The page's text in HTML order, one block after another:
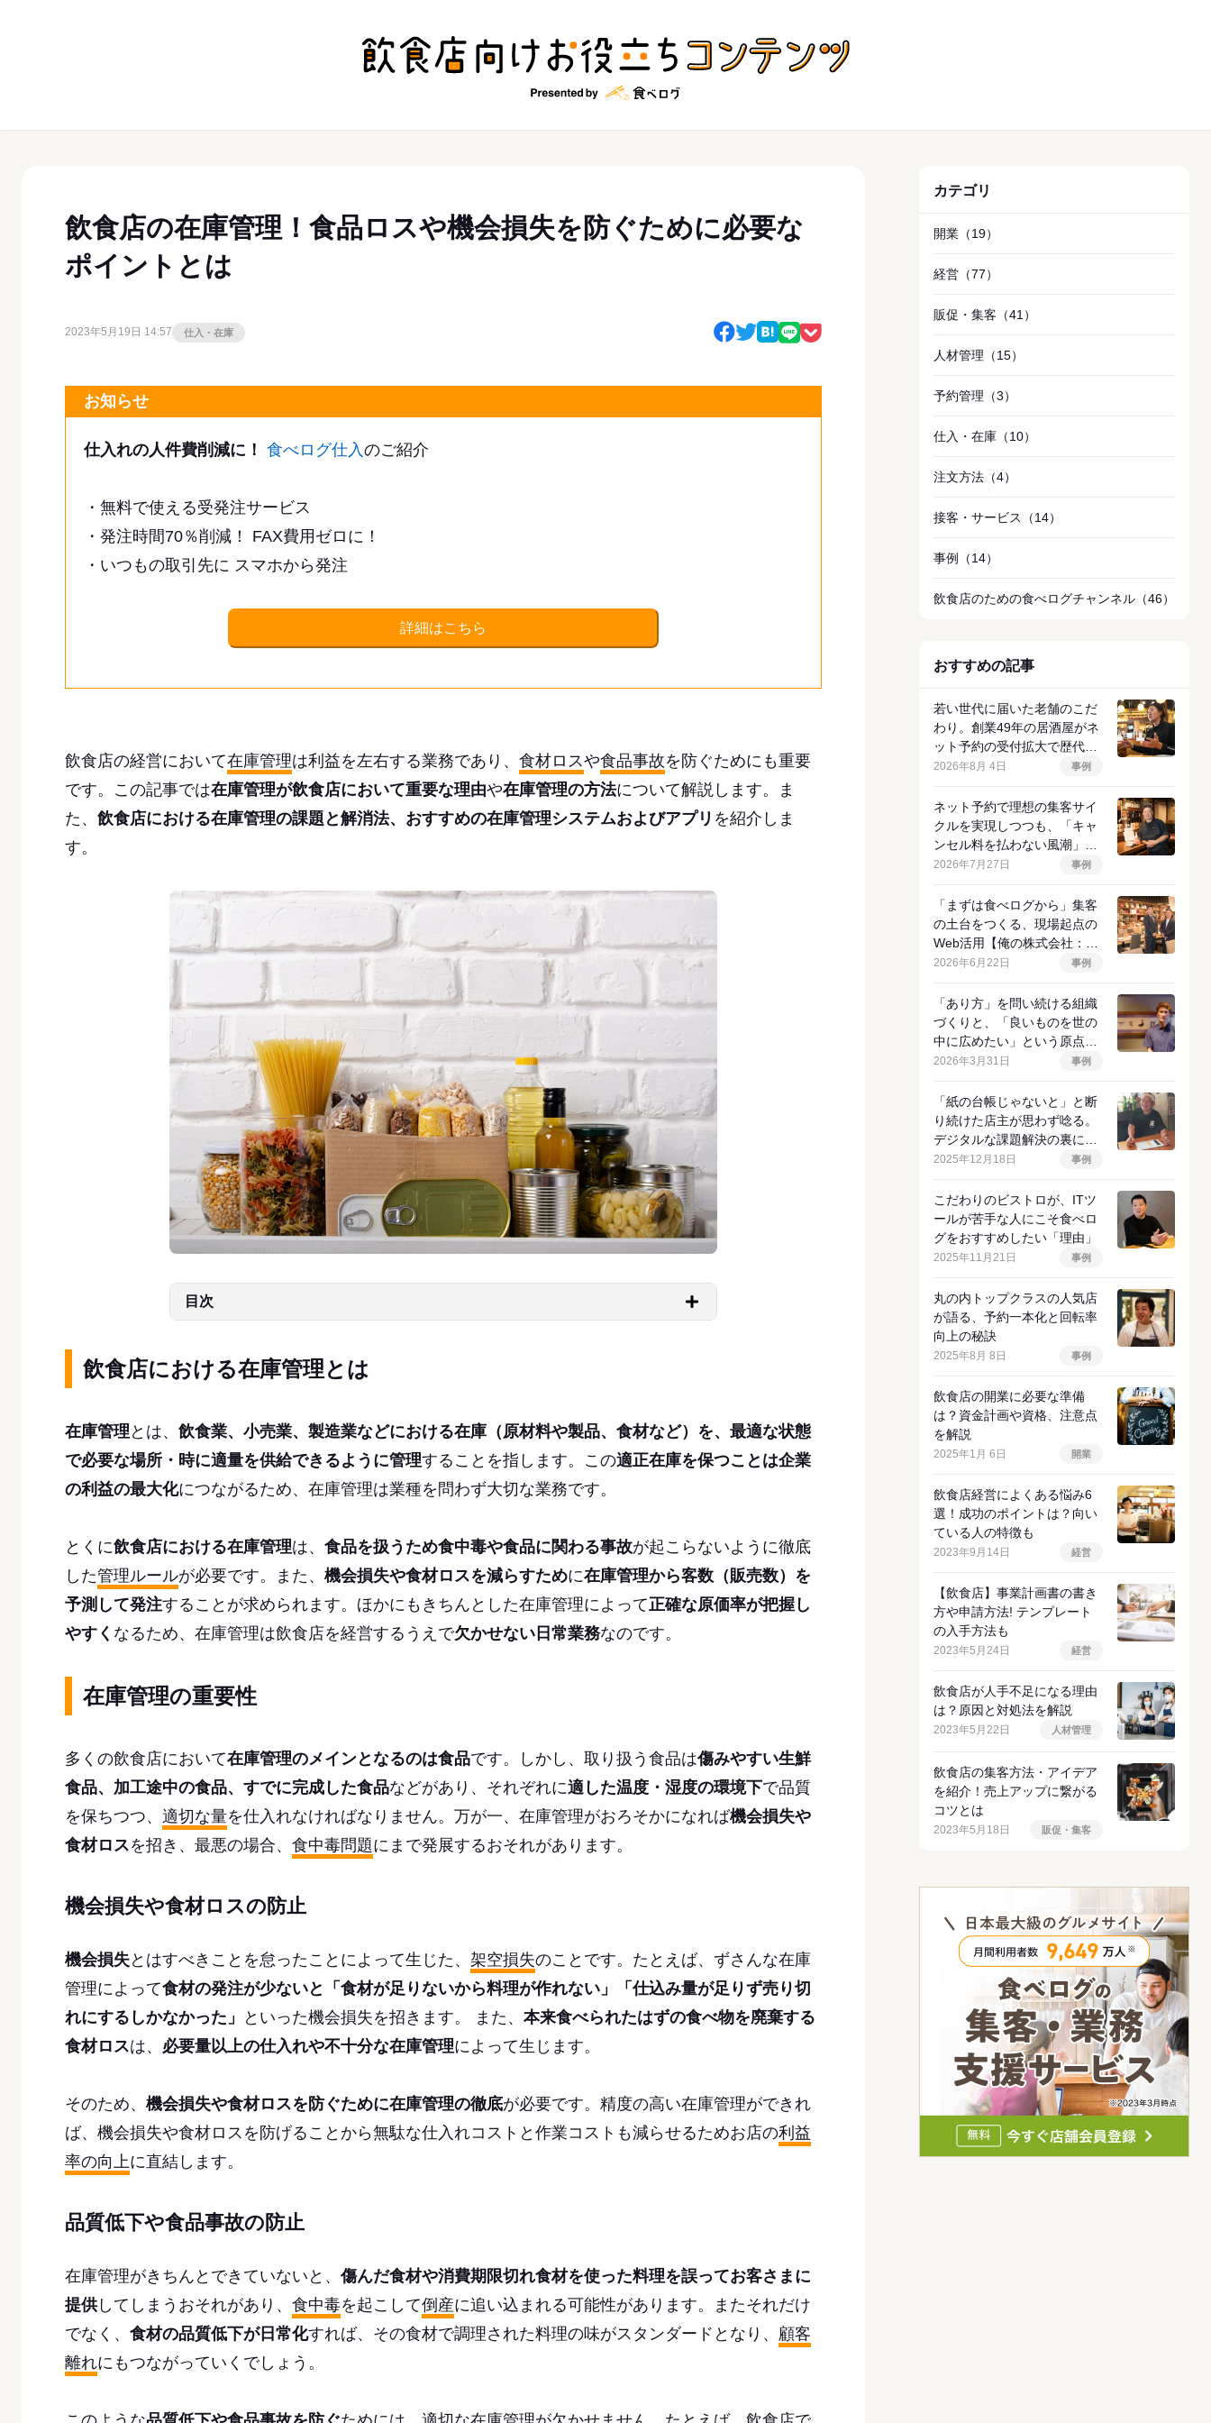
飲食店の在庫管理！食品ロスや機会損失を防ぐために必要な
ポイントとは
2023年5月19日 14:57 仕入・在庫
お知らせ
仕入れの人件費削減に！ 食べログ仕入のご紹介
・無料で使える受発注サービス
・発注時間70％削減！ FAX費用ゼロに！
・いつもの取引先に スマホから発注
詳細はこちら
飲食店の経営において在庫管理は利益を左右する業務であり、 食材ロスや食品事故を防ぐためにも重要
です。この記事では在庫管理が飲食店において重要な理由や在庫管理の方法について解説します。ま
た、 飲食店における在庫管理の課題と解消法、おすすめの在庫管理システムおよびアプリ を紹介しま
す。
目次
飲食店における在庫管理とは
在庫管理 とは、 飲食業、小売業、製造業などにおける在庫（原材料や製品、食材など）を、最適な状態
で必要な場所・時に適量を供給できるように管理することを指します。この適正在庫を保つことは企業
の利益の最大化につながるため、在庫管理は業種を問わず大切な業務です。
とくに飲食店における在庫管理は、 食品を扱うため食中毒や食品に関わる事故が起こらないように徹底
した管理ルールが必要です。また、 機会損失や食材ロスを減らすために在庫管理から客数（販売数）を
予測して発注することが求められます。ほかにもきちんとした在庫管理によって正確な原価率が把握し
やすく なるため、在庫管理は飲食店を経営するうえで欠かせない日常業務なのです。
在庫管理の重要性
多くの飲食店において在庫管理のメインとなるのは食品です。しかし、取り扱う食品は傷みやすい生鮮
食品、加工途中の食品、すでに完成した食品などがあり、それぞれに適した温度・湿度の環境下で品質
を保ちつつ、 適切な量を仕入れなければなりません。万が一、在庫管理がおろそかになれば機会損失や
食材ロスを招き、最悪の場合、 食中毒問題にまで発展するおそれがあります。
機会損失や食材ロスの防止
機会損失とはすべきことを怠ったことによって生じた、 架空損失のことです。たとえば、ずさんな在庫
管理によって食材の発注が少ないと「食材が足りないから料理が作れない」「仕込み量が足りず売り切
れにするしかなかった」
といった機会損失を招きます。 また、 本来食べられたはずの食べ物を廃棄する
食材ロスは、 必要量以上の仕入れや不十分な在庫管理によって生じます。
そのため、 機会損失や食材ロスを防ぐために在庫管理の徹底が必要です。精度の高い在庫管理ができれ
ば、機会損失や食材ロスを防げることから無駄な仕入れコストと作業コストも減らせるためお店の利益
率の向上に直結します。
品質低下や食品事故の防止
在庫管理がきちんとできていないと、傷んだ食材や消費期限切れ食材を使った料理を誤ってお客さまに
提供してしまうおそれがあり、 食中毒を起こして倒産に追い込まれる可能性があります。またそれだけ
でなく、 食材の品質低下が日常化すれば、その食材で調理された料理の味がスタンダードとなり、 顧客
離れにもつながっていくでしょう。
カテゴリ
開業 （19）
経営 （77）
販促・集客 （41）
人材管理 （15）
予約管理 （3）
仕入・在庫 （10）
注文方法 （4）
接客・サービス （14）
事例 （14）
飲食店のための食べログチャンネル （46）
おすすめの記事
若い世代に届いた老舗のこだ
わり。創業49年の居酒屋がネ
ット予約の受付拡大で歴代ト
ップクラスの売上を達成した
2026年8月 4日 事例
ネット予約で理想の集客サイ
クルを実現しつつも、「キャ
ンセル料を払わない風潮」に
挑む店主の決意
2026年7月27日 事例
「まずは食べログから」集客
の土台をつくる、現場起点の
Web活用【俺の株式会社：イ
ンタビュー前編】
2026年6月22日 事例
「あり方」を問い続ける組織
づくりと、「良いものを世の
中に広めたい」という原点
【APODカンパニー：インタ
2026年3月31日 事例
「紙の台帳じゃないと」と断
り続けた店主が思わず唸る。
デジタルな課題解決の裏にあ
るアナログな物語
2025年12月18日 事例
こだわりのビストロが、ITツ
ールが苦手な人にこそ食べロ
グをおすすめしたい「理由」
2025年11月21日 事例
丸の内トップクラスの人気店
が語る、予約一本化と回転率
向上の秘訣
2025年8月 8日 事例
飲食店の開業に必要な準備
は？資金計画や資格、注意点
を解説
2025年1月 6日 開業
飲食店経営によくある悩み6
選！成功のポイントは？向い
ている人の特徴も
2023年9月14日 経営
【飲食店】事業計画書の書き
方や申請方法! テンプレート
の入手方法も
2023年5月24日 経営
飲食店が人手不足になる理由
は？原因と対処法を解説
2023年5月22日 人材管理
飲食店の集客方法・アイデア
を紹介！売上アップに繋がる
コツとは
2023年5月18日 販促・集客